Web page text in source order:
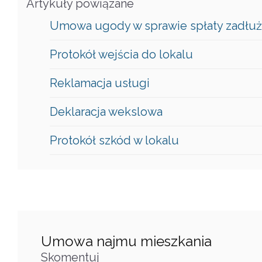
Artykuły powiązane
Umowa ugody w sprawie spłaty
Protokół wejścia do lokalu
Reklamacja usługi
Deklaracja wekslowa
Protokół szkód w lokalu
Umowa najmu mieszkania
Skomentuj